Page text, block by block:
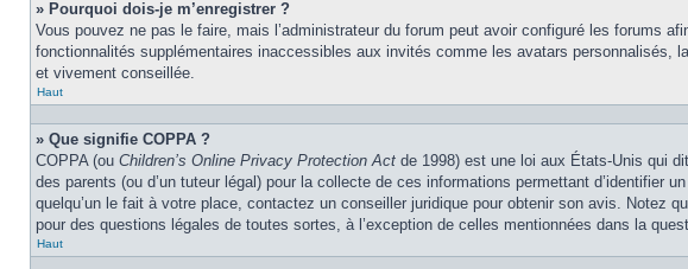
» Pourquoi dois-je m’enregistrer ?
Vous pouvez ne pas le faire, mais l’administrateur du forum peut avoir configuré les forums
fonctionnalités supplémentaires inaccessibles aux invités comme les avatars personnalisés,
et vivement conseillée.
Haut
» Que signifie COPPA ?
COPPA (ou Children’s Online Privacy Protection Act de 1998) est une loi aux États-Unis qui
des parents (ou d’un tuteur légal) pour la collecte de ces informations permettant d’identifier
quelqu’un le fait à votre place, contactez un conseiller juridique pour obtenir son avis. Notez
pour des questions légales de toutes sortes, à l’exception de celles mentionnées dans la
Haut